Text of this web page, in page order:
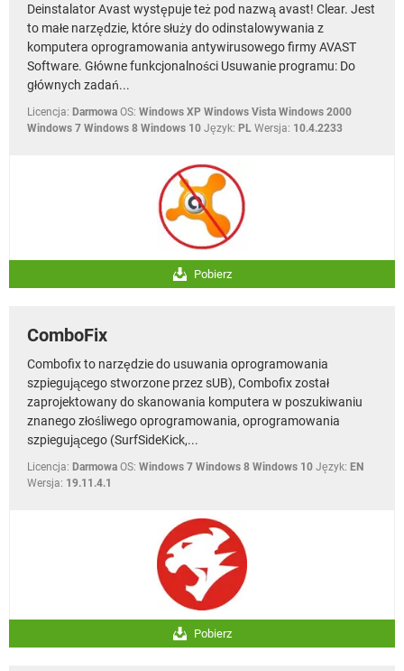
Deinstalator Avast występuje też pod nazwą avast! Clear. Jest
to małe narzędzie, które służy do odinstalowywania z
komputera oprogramowania antywirusowego firmy AVAST
Software. Główne funkcjonalności Usuwanie programu: Do
głównych zadań...
Licencja: Darmowa OS: Windows XP Windows Vista Windows 2000
Windows 7 Windows 8 Windows 10 Język: PL Wersja: 10.4.2233
Pobierz
ComboFix
Combofix to narzędzie do usuwania oprogramowania
szpiegującego stworzone przez sUB), Combofix został
zaprojektowany do skanowania komputera w poszukiwaniu
znanego złośliwego oprogramowania, oprogramowania
szpiegującego (SurfSideKick,...
Licencja: Darmowa OS: Windows 7 Windows 8 Windows 10 Język: EN
Wersja: 19.11.4.1
Pobierz